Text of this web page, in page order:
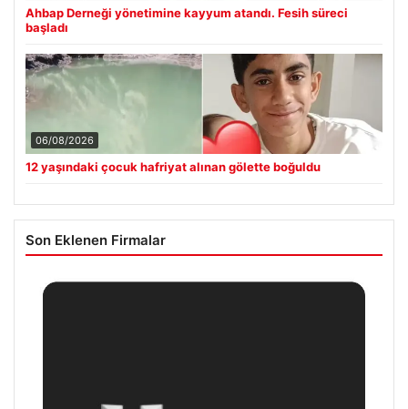
Ahbap Derneği yönetimine kayyum atandı. Fesih süreci
başladı
06/08/2026
12 yaşındaki çocuk hafriyat alınan gölette boğuldu
Son Eklenen Firmalar